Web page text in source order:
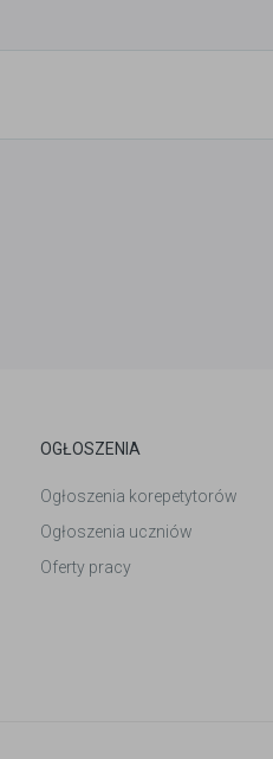
OGŁOSZENIA
Ogłoszenia korepetytorów
Ogłoszenia uczniów
Oferty pracy